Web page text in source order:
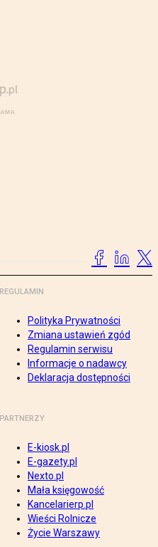
REGULAMIN
Polityka Prywatności
Zmiana ustawień zgód
Regulamin serwisu
Informacje o nadawcy
Deklaracja dostępności
PARTNERZY
E-kiosk.pl
E-gazety.pl
Nexto.pl
Mała księgowość
Kancelarierp.pl
Wieści Rolnicze
Życie Warszawy